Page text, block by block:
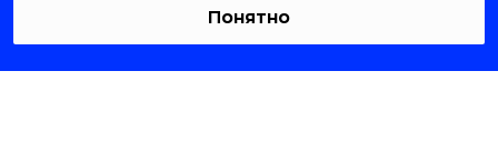
Понятно